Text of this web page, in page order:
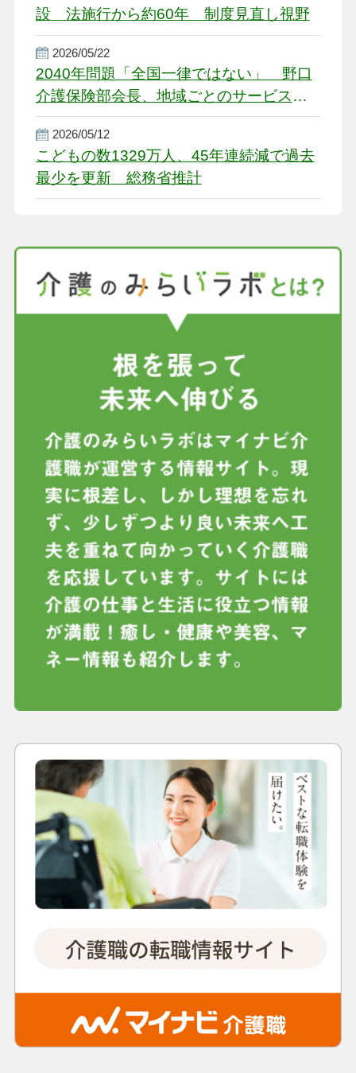
設 法施行から約60年 制度見直し視野
2026/05/22
2040年問題「全国一律ではない」 野口
介護保険部会長、地域ごとのサービス基
盤整備を促す
2026/05/12
こどもの数1329万人、45年連続減で過去
最少を更新 総務省推計